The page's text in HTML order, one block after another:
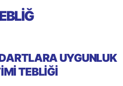
UYGUNLUK
TEBLİĞİ